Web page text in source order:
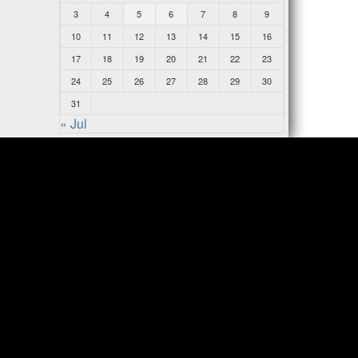
3
4 5 6 7 8
9
10
11 12 13 14 15
16
17
18 19 20 21 22
23
24
25 26 27 28 29
30
31
« Jul